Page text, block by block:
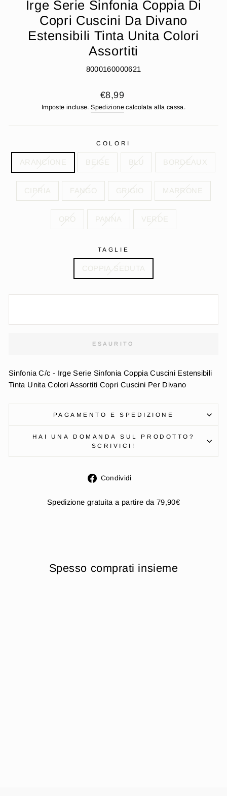
Irge Serie Sinfonia Coppia Di
Copri Cuscini Da Divano
Estensibili Tinta Unita Colori
Assortiti
8000160000621
Prezzo
di
€8,99
Imposte incluse.Spedizionecalcolata alla cassa.
COLORI
ARANCIONE BEIGE BLU BORDEAUX
CIPRIA FANGO GRIGIO MARRONE
ORO PANNA VERDE
TAGLIE
COPPIA SEDUTA
ESAURITO
Sinfonia C/c - Irge Serie Sinfonia Coppia Cuscini Estensibili
Tinta Unita Colori Assortiti Copri Cuscini Per Divano
PAGAMENTO E SPEDIZIONE
HAI UNA DOMANDA SUL PRODOTTO?
SCRIVICI!
Condividi
Facebook
Spedizione gratuita a partire da 79,90€
Spesso comprati insieme